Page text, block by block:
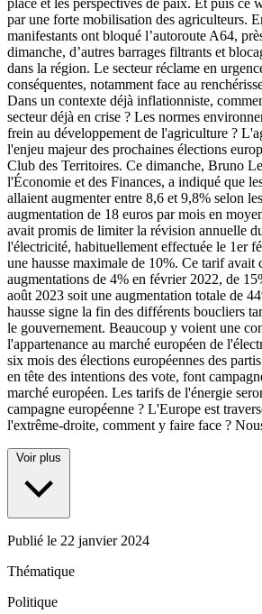
place et les perspectives de paix. Et puis ce
par une forte mobilisation des agriculteurs.
manifestants ont bloqué l’autoroute A64,
dimanche, d’autres barrages filtrants et
dans la région. Le secteur réclame en
conséquentes, notamment face au
Dans un contexte déjà inflationniste,
secteur déjà en crise ? Les normes
frein au développement de l'agriculture ?
l'enjeu majeur des prochaines élections
Club des Territoires. Ce dimanche, Bruno
l'Économie et des Finances, a indiqué que
allaient augmenter entre 8,6 et 9,8% selon
augmentation de 18 euros par mois en
avait promis de limiter la révision annuelle
l'électricité, habituellement effectuée le 1er
une hausse maximale de 10%. Ce tarif avait
augmentations de 4% en février 2022, de
août 2023 soit une augmentation totale de
hausse signe la fin des différents boucliers
le gouvernement. Beaucoup y voient une
l'appartenance au marché européen de
six mois des élections européennes des
en tête des intentions des vote, font
marché européen. Les tarifs de l'énergie
campagne européenne ? L'Europe est
l'extrême-droite, comment y faire face ?
Voir plus
Publié le 22 janvier 2024
Thématique
Politique